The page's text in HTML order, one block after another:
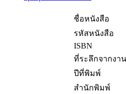
ชื่อหนังสือ
รหัสหนังสือ
ISBN
ที่ระลึกจากงาน
ปีที่พิมพ์
สำนักพิมพ์